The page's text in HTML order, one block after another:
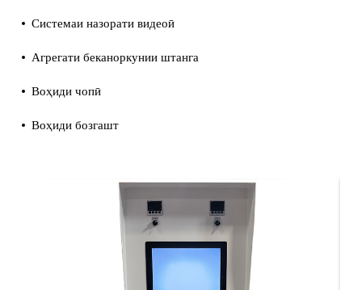
Системаи назорати видеоӣ
Агрегати беканоркунии штанга
Воҳиди чопӣ
Воҳиди бозгашт